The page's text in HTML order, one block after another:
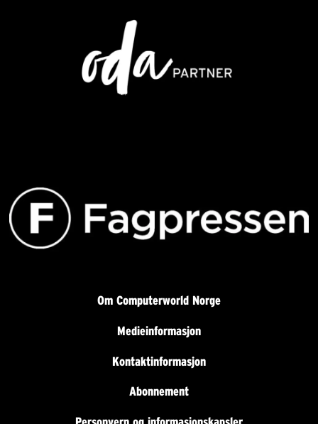
Om Computerworld Norge
Medieinformasjon
Kontaktinformasjon
Abonnement